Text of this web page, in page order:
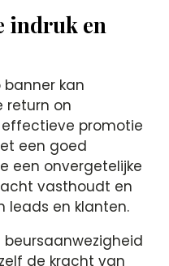
indruk en
banner kan
return on
promotie
een goed
een onvergetelijke
vasthoudt en
leads en klanten.
de kracht van